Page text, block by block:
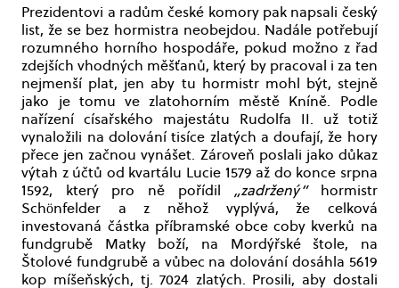
Prezidentovi a radům české komory pak napsali český
list, že se bez hormistra neobejdou. Nadále potřebují
rozumného horního hospodáře, pokud možno z řad
zdejších vhodných měšťanů, který by pracoval i za ten
nejmenší plat, jen aby tu hormistr mohl být, stejně
jako je tomu ve zlatohorním městě Kníně. Podle
nařízení císařského majestátu Rudolfa II. už totiž
vynaložili na dolování tisíce zlatých a doufají, že hory
přece jen začnou vynášet. Zároveň poslali jako důkaz
výtah z účtů od kvartálu Lucie 1579 až do konce srpna
1592, který pro ně pořídil „zadržený“hormistr
Schönfelder a z něhož vyplývá, že celková
investovaná částka příbramské obce coby kverků na
fundgrubě Matky boží, na Mordýřské štole, na
Štolové fundgrubě a vůbec na dolování dosáhla 5619
kop míšeňských, tj. 7024 zlatých. Prosili, aby dostali